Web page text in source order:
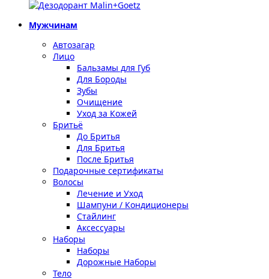
Мужчинам
Автозагар
Лицо
Бальзамы для Губ
Для Бороды
Зубы
Очищение
Уход за Кожей
Бритьё
До Бритья
Для Бритья
После Бритья
Подарочные сертификаты
Волосы
Лечение и Уход
Шампуни / Кондиционеры
Стайлинг
Аксессуары
Наборы
Наборы
Дорожные Наборы
Тело